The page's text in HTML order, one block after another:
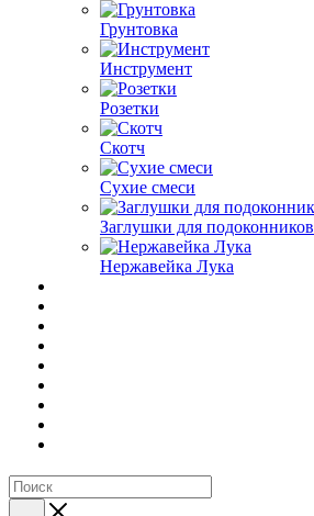
Грунтовка
Инструмент
Розетки
Скотч
Сухие смеси
Заглушки для подоконников
Нержавейка Лука